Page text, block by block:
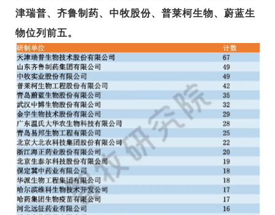
津瑞普、齐鲁制药、中牧股份、普莱柯生物、蔚蓝生
物位列前五。